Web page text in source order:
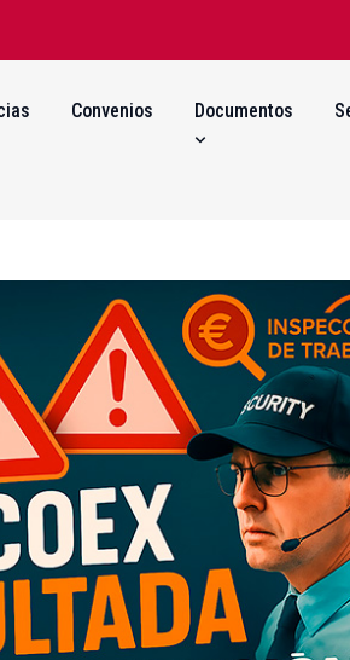
Convenios Documentos